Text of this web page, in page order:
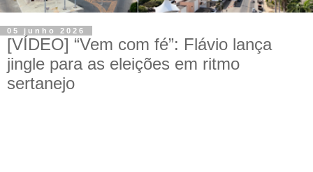
05 junho 2026
[VÍDEO] “Vem com fé”: Flávio lança
jingle para as eleições em ritmo
sertanejo